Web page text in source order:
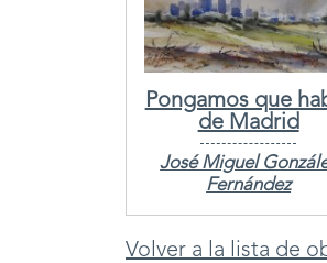
Pongamos que
de Madrid
José Miguel
Fernández
Volver a la lista de